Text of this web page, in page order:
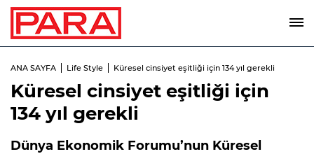
ANA SAYFA Life Style Küresel cinsiyet eşitliği için 134 yıl gerekli
Küresel cinsiyet eşitliği için
134 yıl gerekli
Dünya Ekonomik Forumu’nun Küresel